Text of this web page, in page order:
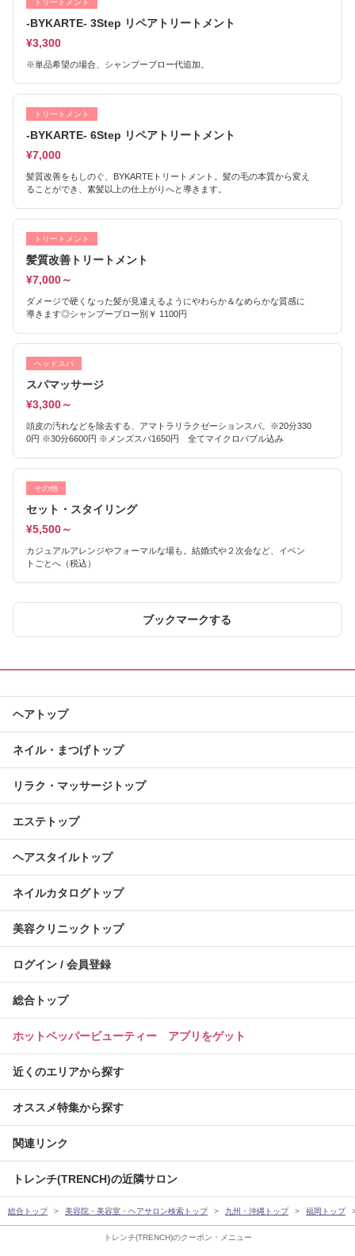
トレンチ(TRENCH)のクーポン・メニュー
トリートメント
-BYKARTE- 3Step リペアトリートメント
¥3,300
※単品希望の場合、シャンプーブロー代追加。
トリートメント
-BYKARTE- 6Step リペアトリートメント
¥7,000
髪質改善をもしのぐ、BYKARTEトリートメント。髪の毛の本質から変え
ることができ、素髪以上の仕上がりへと導きます。
トリートメント
髪質改善トリートメント
¥7,000～
ダメージで硬くなった髪が見違えるようにやわらか＆なめらかな質感に
導きます◎シャンプーブロー別￥ 1100円
ヘッドスパ
スパマッサージ
¥3,300～
頭皮の汚れなどを除去する、アマトラリラクゼーションスパ。※20分330
0円 ※30分6600円 ※メンズスパ1650円 全てマイクロバブル込み
その他
セット・スタイリング
¥5,500～
カジュアルアレンジやフォーマルな場も。結婚式や２次会など、イベン
トごとへ（税込）
ブックマークする
ヘアトップ
ネイル・まつげトップ
リラク・マッサージトップ
エステトップ
ヘアスタイルトップ
ネイルカタログトップ
美容クリニックトップ
ログイン / 会員登録
総合トップ
ホットペッパービューティー アプリをゲット
近くのエリアから探す
オススメ特集から探す
関連リンク
トレンチ(TRENCH)の近隣サロン
総合トップ 美容院・美容室・ヘアサロン検索トップ 九州・沖縄トップ 福岡トップ